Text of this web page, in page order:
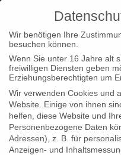
Home Typ|News
DOX-Magazins
Wir benötigen Ihre
besuchen können.
Wenn Sie unter 16 Jahre alt
freiwilligen Diensten geben
Erziehungsberechtigten um
Wir verwenden Cookies und
Website. Einige von ihnen
helfen, diese Website und
Personenbezogene Daten
Adressen), z. B. für
Anzeigen- und